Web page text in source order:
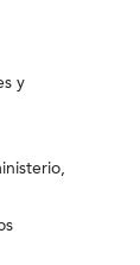
y